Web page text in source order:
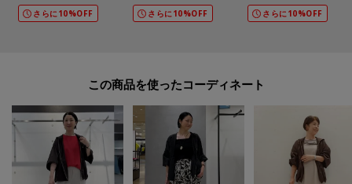
-・-・-・-・-・-・-・-・-・-・-・-・-・-・-・-・-・-・-・-・-・-
※照明の関係により、実際よりも色味が違って見える場合があります。また、
パソコン・スマートフォンなどの環境により、若干製品と画像のカラーが異
なる場合もございます。
【生地詳細】
透け感：ややあり
さらに10%OFF
さらに10%OFF
さらに10%OFF
この商品を使った